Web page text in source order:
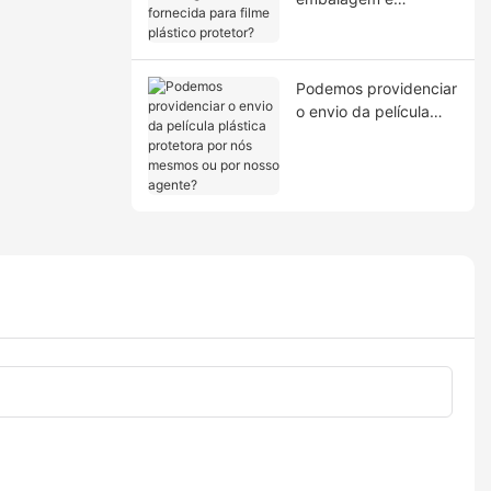
Podemos providenciar
o envio da película